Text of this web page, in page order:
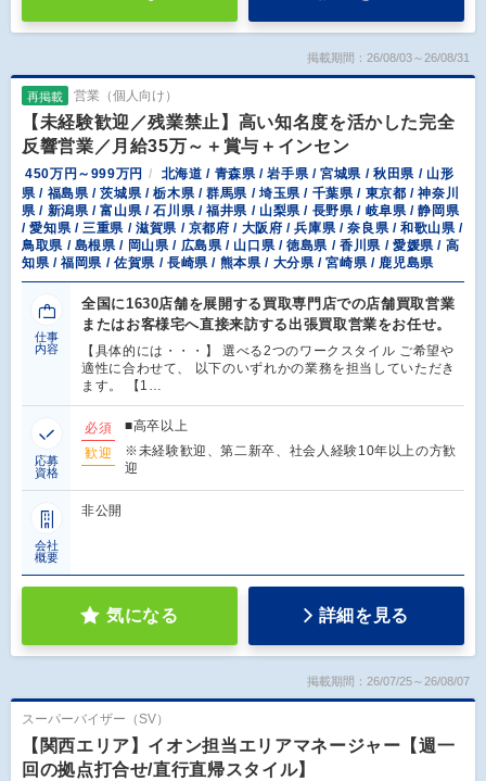
掲載期間：26/08/03～26/08/31
再掲載 営業（個人向け）
【未経験歓迎／残業禁止】高い知名度を活かした完全
反響営業／月給35万～＋賞与＋インセン
450万円～999万円
北海道 / 青森県 / 岩手県 / 宮城県 / 秋田県 / 山形
県 / 福島県 / 茨城県 / 栃木県 / 群馬県 / 埼玉県 / 千葉県 / 東京都 / 神奈川
県 / 新潟県 / 富山県 / 石川県 / 福井県 / 山梨県 / 長野県 / 岐阜県 / 静岡県
/ 愛知県 / 三重県 / 滋賀県 / 京都府 / 大阪府 / 兵庫県 / 奈良県 / 和歌山県 /
鳥取県 / 島根県 / 岡山県 / 広島県 / 山口県 / 徳島県 / 香川県 / 愛媛県 / 高
知県 / 福岡県 / 佐賀県 / 長崎県 / 熊本県 / 大分県 / 宮崎県 / 鹿児島県
仕事
内容
全国に1630店舗を展開する買取専門店での店舗買取営業
またはお客様宅へ直接来訪する出張買取営業をお任せ。
【具体的には・・・】 選べる2つのワークスタイル ご希望や
適性に合わせて、 以下のいずれかの業務を担当していただき
ます。 【1…
応募
資格
必須
■高卒以上
歓迎
※未経験歓迎、第二新卒、社会人経験10年以上の方歓
迎
会社
概要
非公開
気になる 詳細を見る
掲載期間：26/07/25～26/08/07
スーパーバイザー（SV）
【関西エリア】イオン担当エリアマネージャー【週一
回の拠点打合せ/直行直帰スタイル】